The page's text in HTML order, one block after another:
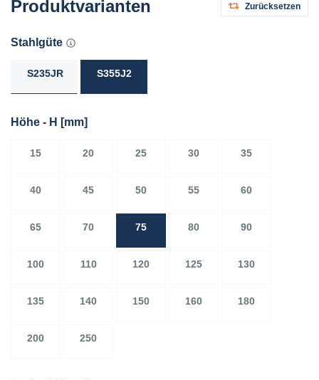
Produktvarianten Zurücksetzen
Stahlgüte
S235JR S355J2
Höhe - H [mm]
15 20 25 30 35
40 45 50 55 60
65 70 75 80 90
100 110 120 125 130
135 140 150 160 180
200 250